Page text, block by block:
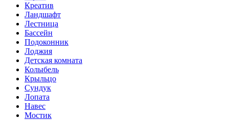
Креатив
Ландшафт
Лестница
Бассейн
Подоконник
Лоджия
Детская комната
Колыбель
Крыльцо
Сундук
Лопата
Навес
Мостик